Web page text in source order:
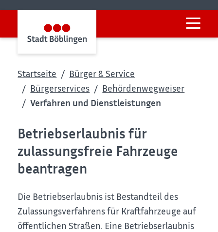
Startseite
Bürger & Service
Bürgerservices
Behördenwegweiser
Verfahren und Dienstleistungen
Betriebserlaubnis für
zulassungsfreie Fahrzeuge
beantragen
Die Betriebserlaubnis ist Bestandteil des
Zulassungsverfahrens für Kraftfahrzeuge auf
öffentlichen Straßen. Eine Betriebserlaubnis